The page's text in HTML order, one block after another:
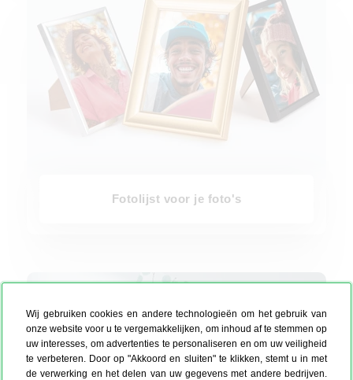
Wij gebruiken cookies en andere technologieën om het gebruik van
onze website voor u te vergemakkelijken, om inhoud af te stemmen op
uw interesses, om advertenties te personaliseren en om uw veiligheid
te verbeteren. Door op "Akkoord en sluiten" te klikken, stemt u in met
de verwerking en het delen van uw gegevens met andere bedrijven.
Fotolijst voor je foto's